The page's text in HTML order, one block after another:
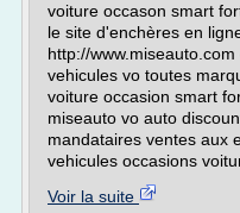
voiture occason smart
le site d'enchères en
http://
vehicules vo toutes
voiture occasion smart
miseauto vo auto
mandataires ventes aux
vehicules occasions
Voir la suite